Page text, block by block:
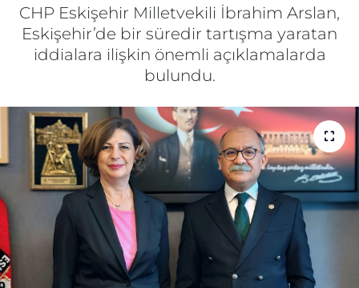
CHP Eskişehir Milletvekili İbrahim Arslan,
Eskişehir’de bir süredir tartışma yaratan
iddialara ilişkin önemli açıklamalarda
bulundu.
SAĞLIK
EĞİTİM
MAGAZİN
ESKİŞEHİRSPOR
Haber Arşivi